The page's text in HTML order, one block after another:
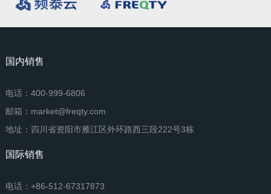
国内销售
电话：400-999-6806
邮箱：market@freqty.com
地址：四川省资阳市雁江区外环路西三段222号3栋
国际销售
电话：+86-512-67317873